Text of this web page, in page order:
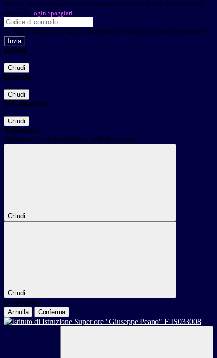
Non hai una e-mail associata al nome utente? Effettua il reset della password
tramite la Login Spaggiari
E-mail inviata, si prega di controllare la casella di posta elettronica!
Errore
Chiudi
Successo
Chiudi
Informazione
Chiudi
Attendere...
Attendere il completamento dell'operazione...
Chiudi
Chiudi
Conferma
Annulla Conferma